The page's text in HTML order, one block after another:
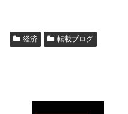
経済 転載ブログ